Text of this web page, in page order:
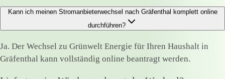
Kann ich meinen Stromanbieterwechsel nach Gräfenthal komplett online
durchführen?
Ja. Der Wechsel zu Grünwelt Energie für Ihren Haushalt in
Gräfenthal kann vollständig online beantragt werden.